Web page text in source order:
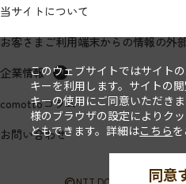
このウェブサイトではサイト
キーを利用します。サイトの
キーの使用にご同意いただき
様のブラウザの設定によりク
ともできます。詳細はこちら
同意
当サイトについて
お客さまご利用端末からの情報の外
企業情報
comottoコラム
お問い合わせ